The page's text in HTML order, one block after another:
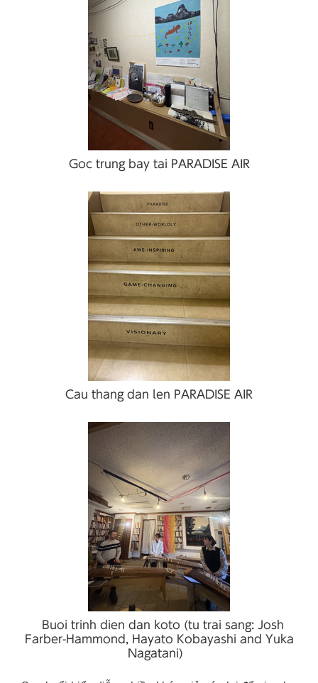
Goc trung bay tai PARADISE AIR
Cau thang dan len PARADISE AIR
Buoi trinh dien dan koto (tu trai sang: Josh
Farber-Hammond, Hayato Kobayashi and Yuka
Nagatani)